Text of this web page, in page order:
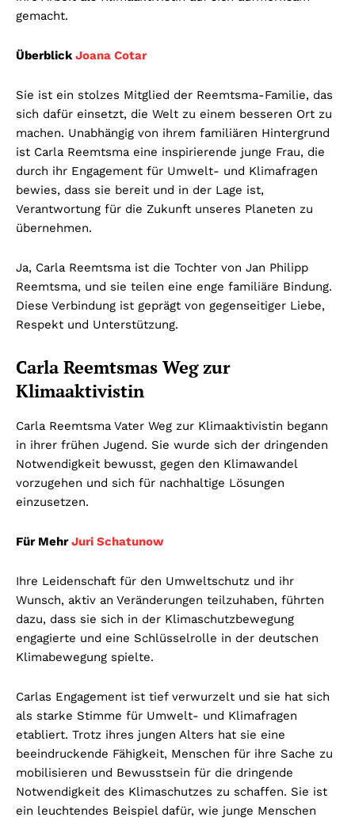
gemacht.
Überblick Joana Cotar
Sie ist ein stolzes Mitglied der Reemtsma-Familie, das
sich dafür einsetzt, die Welt zu einem besseren Ort zu
machen. Unabhängig von ihrem familiären Hintergrund
ist Carla Reemtsma eine inspirierende junge Frau, die
durch ihr Engagement für Umwelt- und Klimafragen
bewies, dass sie bereit und in der Lage ist,
Verantwortung für die Zukunft unseres Planeten zu
übernehmen.
Ja, Carla Reemtsma ist die Tochter von Jan Philipp
Reemtsma, und sie teilen eine enge familiäre Bindung.
Diese Verbindung ist geprägt von gegenseitiger Liebe,
Respekt und Unterstützung.
Carla Reemtsmas Weg zur
Klimaaktivistin
Carla Reemtsma Vater Weg zur Klimaaktivistin begann
in ihrer frühen Jugend. Sie wurde sich der dringenden
Notwendigkeit bewusst, gegen den Klimawandel
vorzugehen und sich für nachhaltige Lösungen
einzusetzen.
Für MehrJuri Schatunow
Ihre Leidenschaft für den Umweltschutz und ihr
Wunsch, aktiv an Veränderungen teilzuhaben, führten
dazu, dass sie sich in der Klimaschutzbewegung
engagierte und eine Schlüsselrolle in der deutschen
Klimabewegung spielte.
Carlas Engagement ist tief verwurzelt und sie hat sich
als starke Stimme für Umwelt- und Klimafragen
etabliert. Trotz ihres jungen Alters hat sie eine
beeindruckende Fähigkeit, Menschen für ihre Sache zu
mobilisieren und Bewusstsein für die dringende
Notwendigkeit des Klimaschutzes zu schaffen. Sie ist
ein leuchtendes Beispiel dafür, wie junge Menschen